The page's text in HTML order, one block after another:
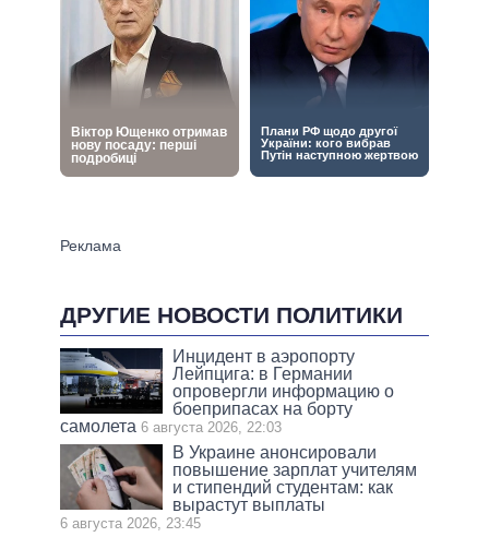
ДРУГИЕ НОВОСТИ ПОЛИТИКИ
Инцидент в аэропорту
Лейпцига: в Германии
опровергли информацию о
боеприпасах на борту
самолета 6 августа 2026, 22:03
В Украине анонсировали
повышение зарплат учителям
и стипендий студентам: как
вырастут выплаты
6 августа 2026, 23:45